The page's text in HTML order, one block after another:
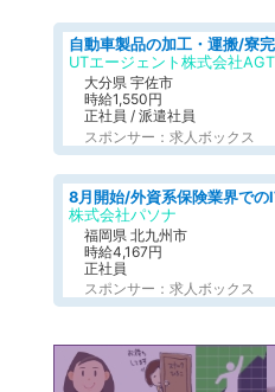
大分県 宇佐市
時給1,550円
正社員 / 派遣社員
スポンサー：求人ボックス
株式会社パソナ
福岡県 北九州市
時給4,167円
正社員
スポンサー：求人ボックス